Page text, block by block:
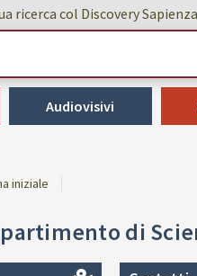
ricerca col Discovery Sapienza
Audiovisivi
iniziale
di